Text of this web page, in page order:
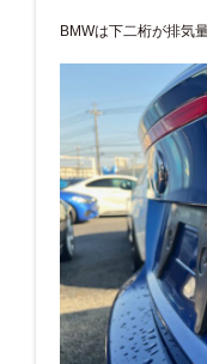
BMWは下二桁が排気